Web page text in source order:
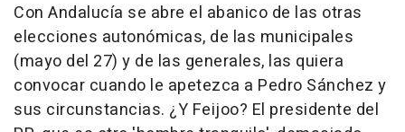
Con Andalucía se abre el abanico de las otras
elecciones autonómicas, de las municipales
(mayo del 27) y de las generales, las quiera
convocar cuando le apetezca a Pedro Sánchez y
sus circunstancias. ¿Y Feijoo? El presidente del